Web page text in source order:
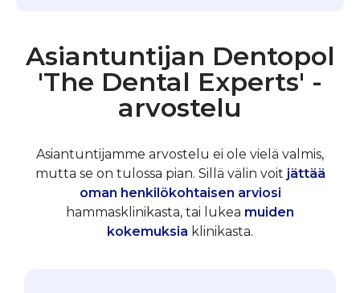
Asiantuntijan Dentopol
'The Dental Experts' -
arvostelu
Asiantuntijamme arvostelu ei ole vielä valmis,
mutta se on tulossa pian. Sillä välin voit jättää
oman henkilökohtaisen arviosi
hammasklinikasta, tai lukea muiden
kokemuksia klinikasta.